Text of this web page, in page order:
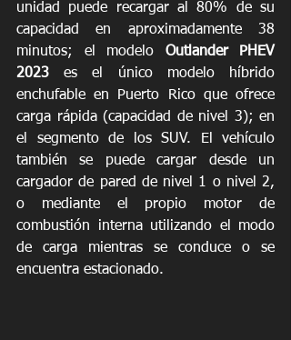
unidad puede recargar al 80% de su
capacidad en aproximadamente 38
minutos; el modelo Outlander PHEV
2023 es el único modelo híbrido
enchufable en Puerto Rico que ofrece
carga rápida (capacidad de nivel 3); en
el segmento de los SUV. El vehículo
también se puede cargar desde un
cargador de pared de nivel 1 o nivel 2,
o mediante el propio motor de
combustión interna utilizando el modo
de carga mientras se conduce o se
encuentra estacionado.